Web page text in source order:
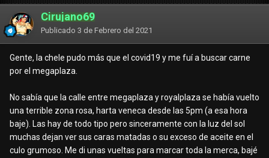
Cirujano69
Publicado 3 de Febrero del 2021
Gente, la chele pudo más que el covid19 y me fuí a buscar carne
por el megaplaza.
No sabía que la calle entre megaplaza y royalplaza se había vuelto
una terrible zona rosa, harta veneca desde las 5pm (a esa hora
baje). Las hay de todo tipo pero sinceramente con la luz del sol
muchas dejan ver sus caras matadas o su exceso de aceite en el
culo grumoso. Me di unas vueltas para marcar toda la merca, bajé